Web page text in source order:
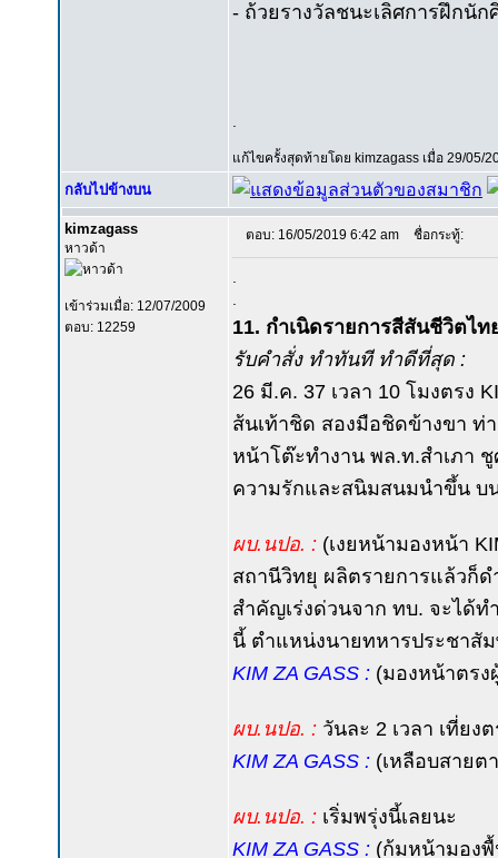
- ถ้วยรางวัลชนะเลิศการฝึกนั
แก้ไขครั้งสุดท้ายโดย kimzagass เมื่อ 29/05/
กลับไปข้างบน
kimzagass
หาวด้า
เข้าร่วมเมื่อ: 12/07/2009
ตอบ: 12259
ตอบ: 16/05/2019 6:42 am ชื่อกระทู้:
11. กำเนิดรายการสีสันชีวิตไท
รับคำสั่ง ทำทันที ทำดีที่สุด :
26 มี.ค. 37 เวลา 10 โมงตรง
ส้นเท้าชิด สองมือชิดข้างขา ท่
หน้าโต๊ะทำงาน พล.ท.สำเภา
ความรักและสนิมสนมนำขึ้น บ
ผบ.นปอ. : (เงยหน้ามองหน้า
สถานีวิทยุ ผลิตรายการแล้วก็ด
สำคัญเร่งด่วนจาก ทบ. จะได้ท
นี้ ตำแหน่งนายทหารประชาสั
KIM ZA GASS : (มองหน้าตรง
ผบ.นปอ. : วันละ 2 เวลา เที่ยง
KIM ZA GASS : (เหลือบสายต
ผบ.นปอ. : เริ่มพรุ่งนี้เลยนะ
KIM ZA GASS : (ก้มหน้ามอง